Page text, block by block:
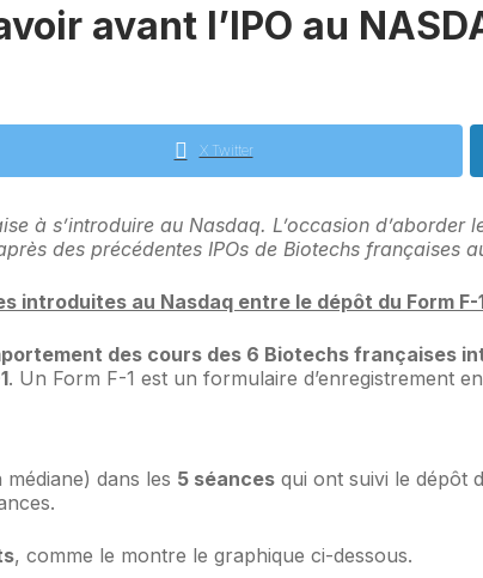
avant l’IPO au
X Twitter
à s’introduire au Nasdaq. L’occasion d’aborder
des précédentes IPOs de Biotechs françaises
au Nasdaq entre le dépôt du Form F-1
des cours des 6 Biotechs françaises
. Un Form F-1 est un formulaire d’enregistrement
médiane) dans les 5 séances qui ont suivi le dépôt
, comme le montre le graphique ci-dessous.